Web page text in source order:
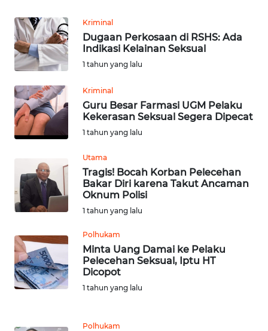
Kriminal
Dugaan Perkosaan di RSHS: Ada
Indikasi Kelainan Seksual
1 tahun yang lalu
Kriminal
Guru Besar Farmasi UGM Pelaku
Kekerasan Seksual Segera Dipecat
1 tahun yang lalu
Utama
Tragis! Bocah Korban Pelecehan
Bakar Diri karena Takut Ancaman
Oknum Polisi
1 tahun yang lalu
Polhukam
Minta Uang Damai ke Pelaku
Pelecehan Seksual, Iptu HT
Dicopot
1 tahun yang lalu
Polhukam
WN
KARAWANG
WN
WN
BOGOR
DEPOK
WN
TAPANULI
WN
SAMOSIR
LAWAS